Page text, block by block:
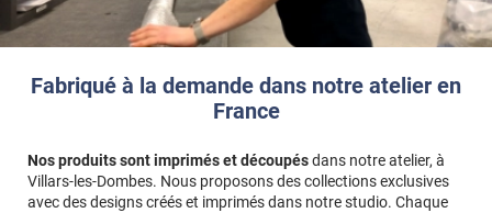
Fabriqué à la demande dans notre atelier en
France
Nos produits sont imprimés et découpésdans notre atelier, à
Villars-les-Dombes. Nous proposons des collections exclusives
avec des designs créés et imprimés dans notre studio. Chaque